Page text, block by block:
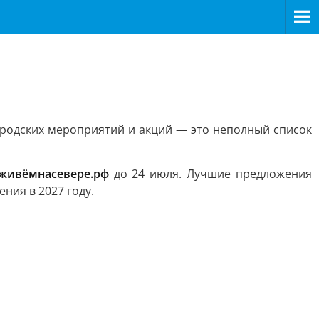
мероприятий и акций — это неполный список
до 24 июля. Лучшие предложения
в 2027 году.